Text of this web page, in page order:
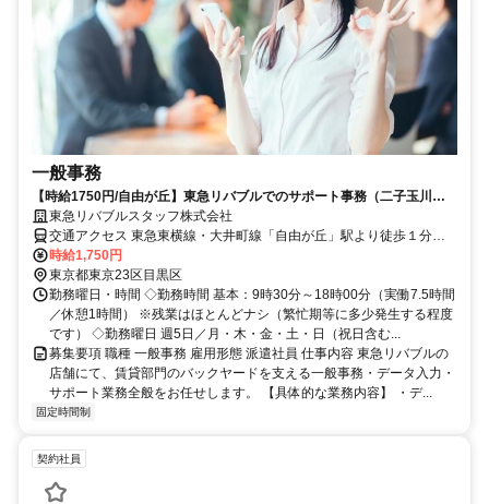
一般事務
【時給1750円/自由が丘】東急リバブルでのサポート事務（二子玉川で
も勤務有り/駅チカ/残業ほぼ無）
東急リバブルスタッフ株式会社
交通アクセス 東急東横線・大井町線「自由が丘」駅より徒歩１分
（東急田園都市線・大井町線「二子玉川」駅より徒歩１分）
時給1,750円
東京都東京23区目黒区
勤務曜日・時間 ◇勤務時間 基本：9時30分～18時00分（実働7.5時間
／休憩1時間） ※残業はほとんどナシ（繁忙期等に多少発生する程度
です） ◇勤務曜日 週5日／月・木・金・土・日（祝日含む...
募集要項 職種 一般事務 雇用形態 派遣社員 仕事内容 東急リバブルの
店舗にて、賃貸部門のバックヤードを支える一般事務・データ入力・
サポート業務全般をお任せします。 【具体的な業務内容】 ・デ...
固定時間制
契約社員